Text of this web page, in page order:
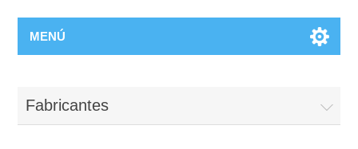
MENÚ
Fabricantes